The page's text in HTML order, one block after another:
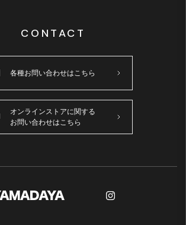
CONTACT
各種お問い合わせはこちら
オンラインストアに関する
お問い合わせはこちら